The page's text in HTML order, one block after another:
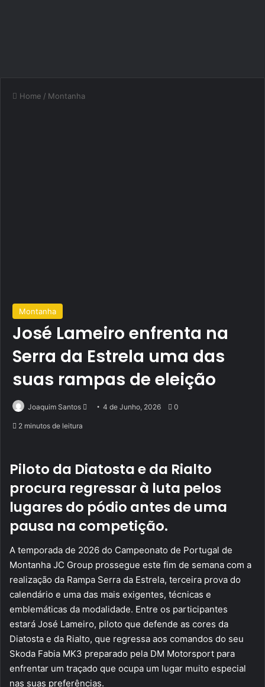
Home / Montanha
Montanha
José Lameiro enfrenta na
Serra da Estrela uma das
suas rampas de eleição
Joaquim Santos
Send4 de Junho, 2026 0
2 minutos de leitura
Piloto da Diatosta e da Rialto
procura regressar à luta pelos
lugares do pódio antes de uma
pausa na competição.
A temporada de 2026 do Campeonato de Portugal de
Montanha JC Group prossegue este fim de semana com a
realização da Rampa Serra da Estrela, terceira prova do
calendário e uma das mais exigentes, técnicas e
emblemáticas da modalidade. Entre os participantes
estará José Lameiro, piloto que defende as cores da
Diatosta e da Rialto, que regressa aos comandos do seu
Skoda Fabia MK3 preparado pela DM Motorsport para
enfrentar um traçado que ocupa um lugar muito especial
nas suas preferências.